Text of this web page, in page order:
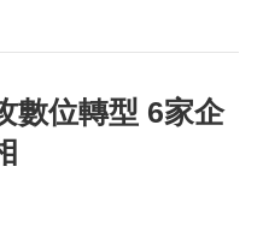
數位轉型 6家企